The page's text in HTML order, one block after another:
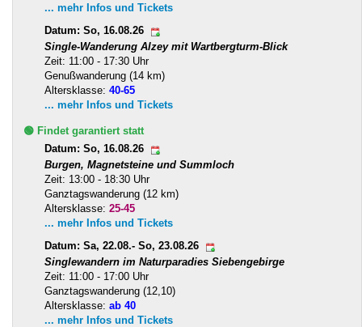
... mehr Infos und Tickets
Datum: So, 16.08.26
Single-Wanderung Alzey mit Wartbergturm-Blick
Zeit: 11:00 - 17:30 Uhr
Genußwanderung (14 km)
Altersklasse: 40-65
... mehr Infos und Tickets
🟢 Findet garantiert statt
Datum: So, 16.08.26
Burgen, Magnetsteine und Summloch
Zeit: 13:00 - 18:30 Uhr
Ganztagswanderung (12 km)
Altersklasse: 25-45
... mehr Infos und Tickets
Datum: Sa, 22.08.- So, 23.08.26
Singlewandern im Naturparadies Siebengebirge
Zeit: 11:00 - 17:00 Uhr
Ganztagswanderung (12,10)
Altersklasse: ab 40
... mehr Infos und Tickets